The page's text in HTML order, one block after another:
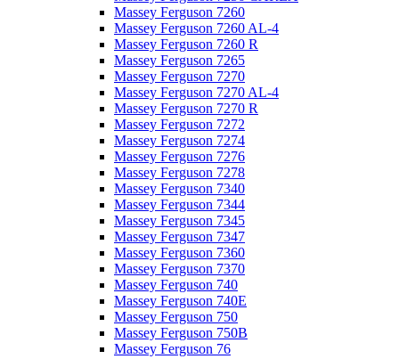
Massey Ferguson 7260
Massey Ferguson 7260 AL-4
Massey Ferguson 7260 R
Massey Ferguson 7265
Massey Ferguson 7270
Massey Ferguson 7270 AL-4
Massey Ferguson 7270 R
Massey Ferguson 7272
Massey Ferguson 7274
Massey Ferguson 7276
Massey Ferguson 7278
Massey Ferguson 7340
Massey Ferguson 7344
Massey Ferguson 7345
Massey Ferguson 7347
Massey Ferguson 7360
Massey Ferguson 7370
Massey Ferguson 740
Massey Ferguson 740E
Massey Ferguson 750
Massey Ferguson 750B
Massey Ferguson 76